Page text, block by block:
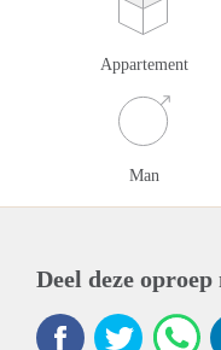
Appartement
Man
Deel deze